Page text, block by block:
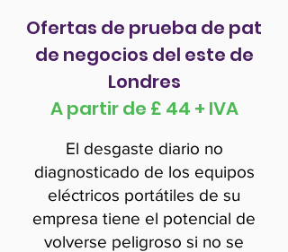
Ofertas de prueba de pat
de negocios del este de
Londres
A partir de £ 44 + IVA
El desgaste diario no
diagnosticado de los equipos
eléctricos portátiles de su
empresa tiene el potencial de
volverse peligroso si no se